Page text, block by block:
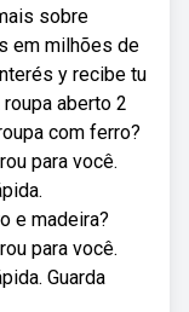
sobre
em milhões de
y recibe tu
aberto 2
com ferro?
para você.
e madeira?
para você.
Guarda